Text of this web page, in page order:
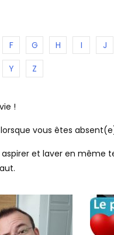
F G H I J
Y Z
!
vous êtes
aspirer et laver en